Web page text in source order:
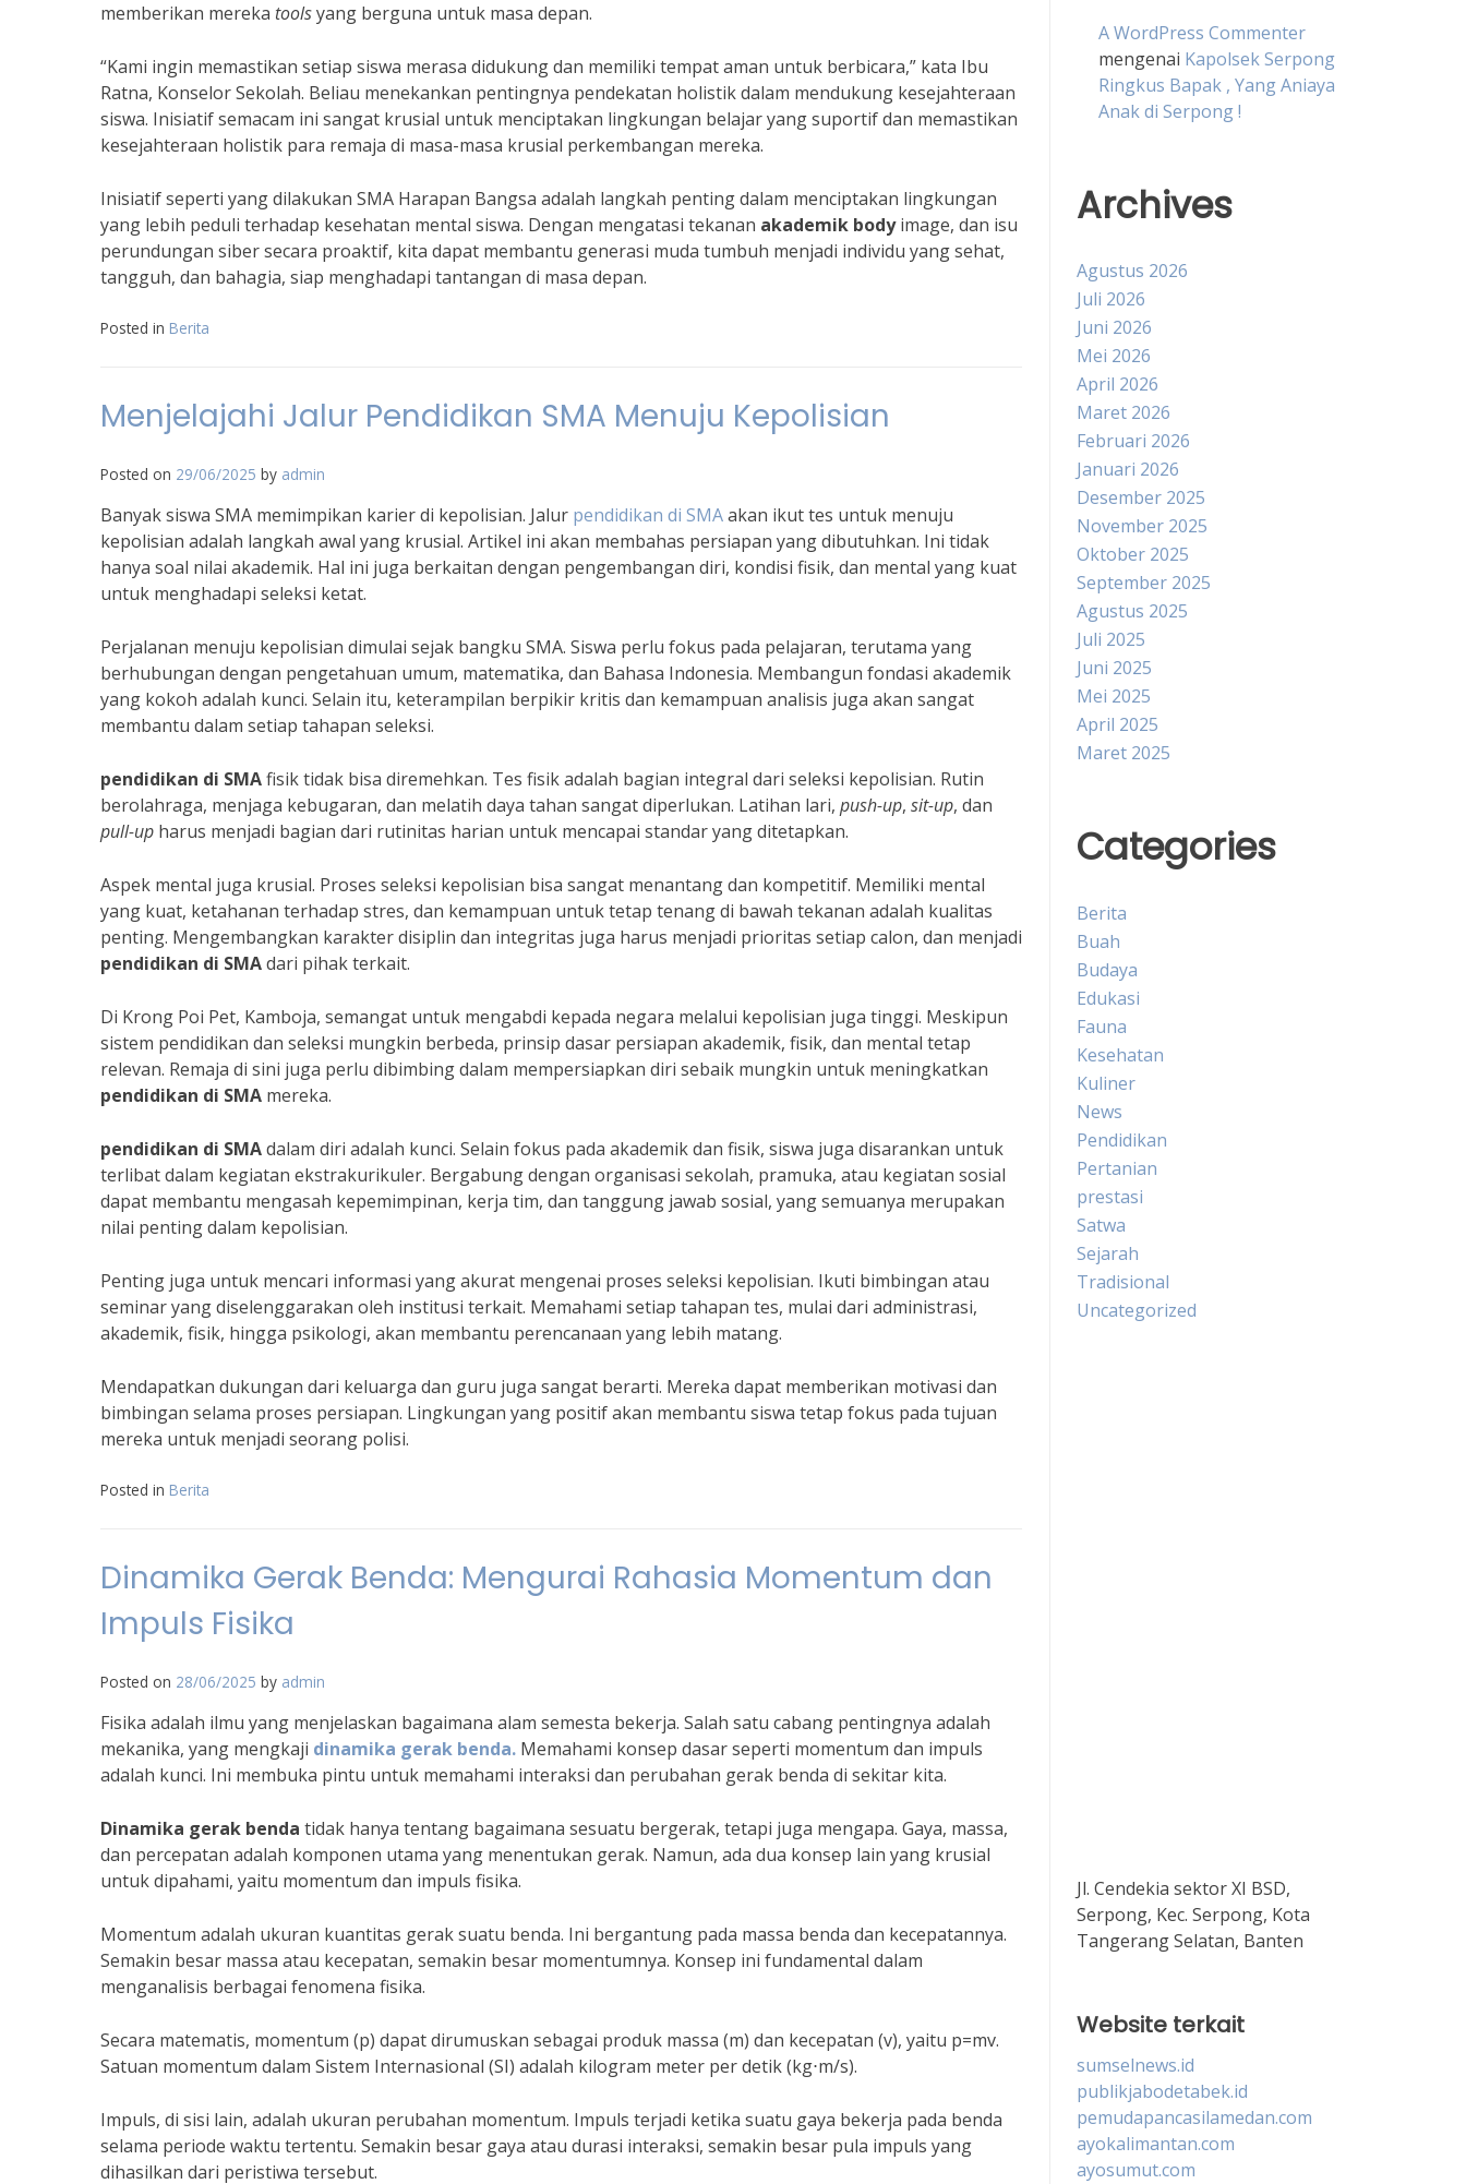
memberikan mereka toolsyang berguna untuk masa depan.
“Kami ingin memastikan setiap siswa merasa didukung dan memiliki tempat aman untuk berbicara,” kata Ibu
Ratna, Konselor Sekolah. Beliau menekankan pentingnya pendekatan holistik dalam mendukung kesejahteraan
siswa. Inisiatif semacam ini sangat krusial untuk menciptakan lingkungan belajar yang suportif dan memastikan
kesejahteraan holistik para remaja di masa-masa krusial perkembangan mereka.
Inisiatif seperti yang dilakukan SMA Harapan Bangsa adalah langkah penting dalam menciptakan lingkungan
yang lebih peduli terhadap kesehatan mental siswa. Dengan mengatasi tekanan akademik bodyimage, dan isu
perundungan siber secara proaktif, kita dapat membantu generasi muda tumbuh menjadi individu yang sehat,
tangguh, dan bahagia, siap menghadapi tantangan di masa depan.
Posted in Berita
Menjelajahi Jalur Pendidikan SMA Menuju Kepolisian
Posted on 29/06/2025 by admin
Banyak siswa SMA memimpikan karier di kepolisian. Jalur pendidikan di SMAakan ikut tes untuk menuju
kepolisian adalah langkah awal yang krusial. Artikel ini akan membahas persiapan yang dibutuhkan. Ini tidak
hanya soal nilai akademik. Hal ini juga berkaitan dengan pengembangan diri, kondisi fisik, dan mental yang kuat
untuk menghadapi seleksi ketat.
Perjalanan menuju kepolisian dimulai sejak bangku SMA. Siswa perlu fokus pada pelajaran, terutama yang
berhubungan dengan pengetahuan umum, matematika, dan Bahasa Indonesia. Membangun fondasi akademik
yang kokoh adalah kunci. Selain itu, keterampilan berpikir kritis dan kemampuan analisis juga akan sangat
membantu dalam setiap tahapan seleksi.
pendidikan di SMAfisik tidak bisa diremehkan. Tes fisik adalah bagian integral dari seleksi kepolisian. Rutin
berolahraga, menjaga kebugaran, dan melatih daya tahan sangat diperlukan. Latihan lari, push-up, sit-up, dan
pull-up harus menjadi bagian dari rutinitas harian untuk mencapai standar yang ditetapkan.
Aspek mental juga krusial. Proses seleksi kepolisian bisa sangat menantang dan kompetitif. Memiliki mental
yang kuat, ketahanan terhadap stres, dan kemampuan untuk tetap tenang di bawah tekanan adalah kualitas
penting. Mengembangkan karakter disiplin dan integritas juga harus menjadi prioritas setiap calon, dan menjadi
pendidikan di SMAdari pihak terkait.
Di Krong Poi Pet, Kamboja, semangat untuk mengabdi kepada negara melalui kepolisian juga tinggi. Meskipun
sistem pendidikan dan seleksi mungkin berbeda, prinsip dasar persiapan akademik, fisik, dan mental tetap
relevan. Remaja di sini juga perlu dibimbing dalam mempersiapkan diri sebaik mungkin untuk meningkatkan
pendidikan di SMA mereka.
pendidikan di SMAdalam diri adalah kunci. Selain fokus pada akademik dan fisik, siswa juga disarankan untuk
terlibat dalam kegiatan ekstrakurikuler. Bergabung dengan organisasi sekolah, pramuka, atau kegiatan sosial
dapat membantu mengasah kepemimpinan, kerja tim, dan tanggung jawab sosial, yang semuanya merupakan
nilai penting dalam kepolisian.
Penting juga untuk mencari informasi yang akurat mengenai proses seleksi kepolisian. Ikuti bimbingan atau
seminar yang diselenggarakan oleh institusi terkait. Memahami setiap tahapan tes, mulai dari administrasi,
akademik, fisik, hingga psikologi, akan membantu perencanaan yang lebih matang.
Mendapatkan dukungan dari keluarga dan guru juga sangat berarti. Mereka dapat memberikan motivasi dan
bimbingan selama proses persiapan. Lingkungan yang positif akan membantu siswa tetap fokus pada tujuan
mereka untuk menjadi seorang polisi.
Posted in Berita
Dinamika Gerak Benda: Mengurai Rahasia Momentum dan
Impuls Fisika
Posted on 28/06/2025 by admin
Fisika adalah ilmu yang menjelaskan bagaimana alam semesta bekerja. Salah satu cabang pentingnya adalah
mekanika, yang mengkaji dinamika gerak benda. Memahami konsep dasar seperti momentum dan impuls
adalah kunci. Ini membuka pintu untuk memahami interaksi dan perubahan gerak benda di sekitar kita.
Dinamika gerak benda tidak hanya tentang bagaimana sesuatu bergerak, tetapi juga mengapa. Gaya, massa,
dan percepatan adalah komponen utama yang menentukan gerak. Namun, ada dua konsep lain yang krusial
untuk dipahami, yaitu momentum dan impuls fisika.
Momentum adalah ukuran kuantitas gerak suatu benda. Ini bergantung pada massa benda dan kecepatannya.
Semakin besar massa atau kecepatan, semakin besar momentumnya. Konsep ini fundamental dalam
menganalisis berbagai fenomena fisika.
Secara matematis, momentum (p) dapat dirumuskan sebagai produk massa (m) dan kecepatan (v), yaitu p=mv.
Satuan momentum dalam Sistem Internasional (SI) adalah kilogram meter per detik (kg⋅m/s).
Impuls, di sisi lain, adalah ukuran perubahan momentum. Impuls terjadi ketika suatu gaya bekerja pada benda
selama periode waktu tertentu. Semakin besar gaya atau durasi interaksi, semakin besar pula impuls yang
dihasilkan dari peristiwa tersebut.
A WordPress Commenter
mengenai Kapolsek Serpong
Ringkus Bapak , Yang Aniaya
Anak di Serpong !
Archives
Agustus 2026
Juli 2026
Juni 2026
Mei 2026
April 2026
Maret 2026
Februari 2026
Januari 2026
Desember 2025
November 2025
Oktober 2025
September 2025
Agustus 2025
Juli 2025
Juni 2025
Mei 2025
April 2025
Maret 2025
Categories
Berita
Buah
Budaya
Edukasi
Fauna
Kesehatan
Kuliner
News
Pendidikan
Pertanian
prestasi
Satwa
Sejarah
Tradisional
Uncategorized
Jl. Cendekia sektor XI BSD,
Serpong, Kec. Serpong, Kota
Tangerang Selatan, Banten
Website terkait
sumselnews.id
publikjabodetabek.id
pemudapancasilamedan.com
ayokalimantan.com
ayosumut.com